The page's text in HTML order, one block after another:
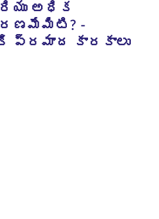
అధిక
-
ప్రమాద కారకాలు